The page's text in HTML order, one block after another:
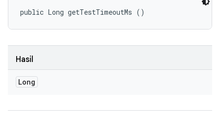
public Long getTestTimeoutMs ()
Hasil
Long